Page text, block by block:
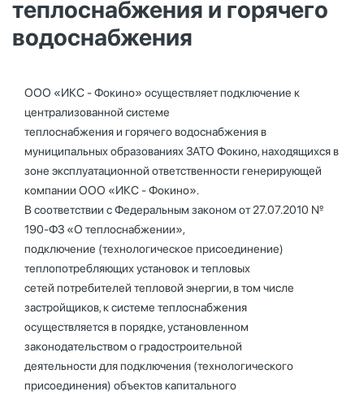
теплоснабжения и горячего
водоснабжения
ООО «ИКС - Фокино» осуществляет подключение к
централизованной системе
теплоснабжения и горячего водоснабжения в
муниципальных образованиях ЗАТО Фокино, находящихся в
зоне эксплуатационной ответственности генерирующей
компании ООО «ИКС - Фокино».
В соответствии с Федеральным законом от 27.07.2010 №
190-ФЗ «О теплоснабжении»,
подключение (технологическое присоединение)
теплопотребляющих установок и тепловых
сетей потребителей тепловой энергии, в том числе
застройщиков, к системе теплоснабжения
осуществляется в порядке, установленном
законодательством о градостроительной
деятельности для подключения (технологического
присоединения) объектов капитального